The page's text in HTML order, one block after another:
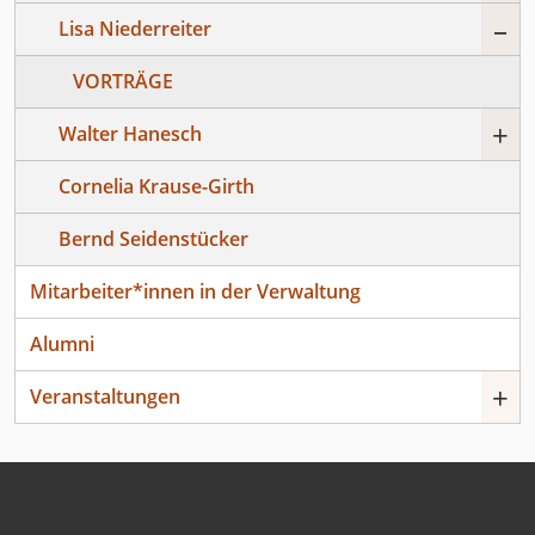
Lisa Niederreiter
VORTRÄGE
–
Walter Hanesch +
Cornelia Krause-Girth
Bernd Seidenstücker
Mitarbeiter*innen in der Verwaltung
Alumni
Veranstaltungen
+